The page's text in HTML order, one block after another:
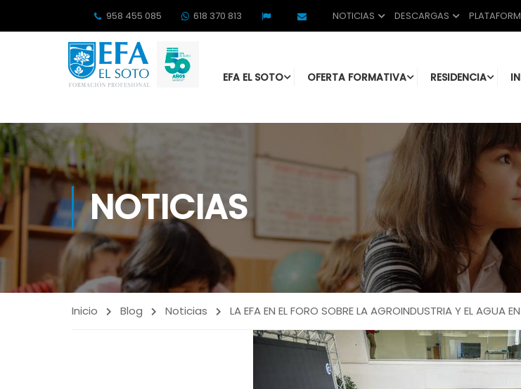
958 455 085 618 370 813 NOTICIAS DESCARGAS
EFA EL SOTO OFERTA FORMATIVA RESIDENCIA
NOTICIAS
Inicio Blog Noticias LA EFA EN EL FORO SOBRE LA AGROINDUSTRIA Y EL AGUA